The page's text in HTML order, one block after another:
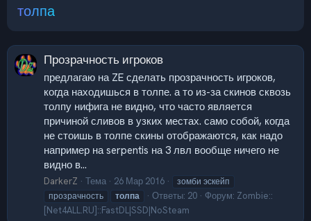
толпа
Прозрачность игроков
предлагаю на ZE сделать прозрачность игроков,
когда находишься в толпе. а то из-за скинов сквозь
толпу нифига не видно, что часто является
причиной сливов в узких местах. само собой, когда
не стоишь в толпе скины отображаются, как надо
например на serpentis на 3 лвл вообще ничего не
видно в...
DarkerZ Тема 26 Мар 2016
зомби эскейп
прозрачность
толпа Ответы: 20 Форум: Zombie::
[Net4ALL.RU]::FastDL|SSD|NoSteam